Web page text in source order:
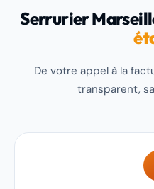
Serrurier
De votre appel à la
transparent,